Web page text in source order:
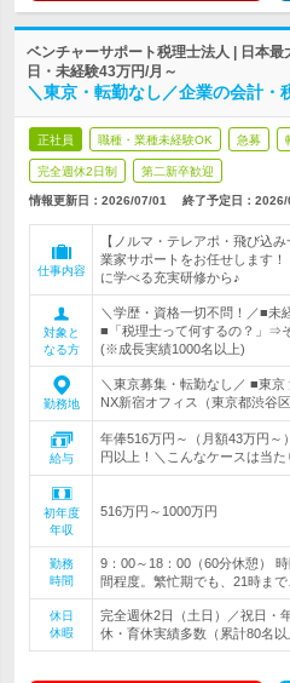
ベンチャーサポート税理士法人 | 日本
日・未経験43万円/月～
＼東京・転勤なし／企業の会計・
正社員 職種・業種未経験OK 急募
完全週休2日制 第二新卒歓迎
情報更新日：2026/07/01 終了予定日： 2026/
仕事内容
【ノルマ・テレアポ・飛び込
業家サポートをお任せします
に学べる充実研修から♪
対象と
なる方
＼学歴・資格一切不問！／■未
■「税理士って何するの？」⇒
(※成長実績1000名以上)
勤務地
＼東京募集・転勤なし／ ■東京
NX新宿オフィス（東京都渋谷
給与
年俸516万円～（月額43万円
円以上！＼こんなケースは当
初年度
年収
516万円～1000万円
勤務
時間
9：00～18：00（60分休憩）
間程度。繁忙期でも、21時まで
休日
休暇
完全週休2日（土日）／祝日・
休・育休実績多数（累計80名